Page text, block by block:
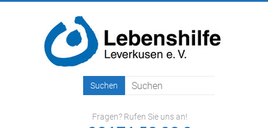
Lebenshilfe
LeverkusenFragen? Rufen Sie uns an!